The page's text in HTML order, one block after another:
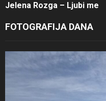
Jelena Rozga – Ljubi me
FOTOGRAFIJA DANA